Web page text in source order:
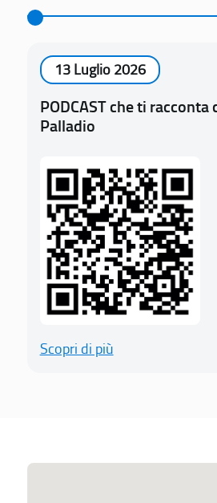
13 Luglio 2026
PODCAST che ti racconta
Palladio
Scopri di più